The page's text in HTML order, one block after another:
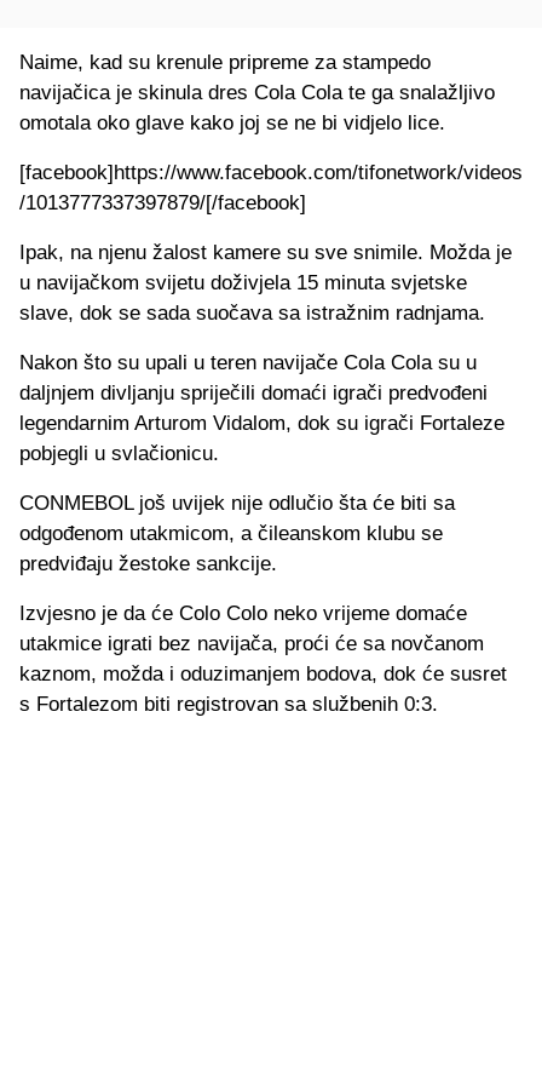
Naime, kad su krenule pripreme za stampedo
navijačica je skinula dres Cola Cola te ga snalažljivo
omotala oko glave kako joj se ne bi vidjelo lice.
[facebook]https://www.facebook.com/tifonetwork/videos
/1013777337397879/[/facebook]
Ipak, na njenu žalost kamere su sve snimile. Možda je
u navijačkom svijetu doživjela 15 minuta svjetske
slave, dok se sada suočava sa istražnim radnjama.
Nakon što su upali u teren navijače Cola Cola su u
daljnjem divljanju spriječili domaći igrači predvođeni
legendarnim Arturom Vidalom, dok su igrači Fortaleze
pobjegli u svlačionicu.
CONMEBOL još uvijek nije odlučio šta će biti sa
odgođenom utakmicom, a čileanskom klubu se
predviđaju žestoke sankcije.
Izvjesno je da će Colo Colo neko vrijeme domaće
utakmice igrati bez navijača, proći će sa novčanom
kaznom, možda i oduzimanjem bodova, dok će susret
s Fortalezom biti registrovan sa službenih 0:3.